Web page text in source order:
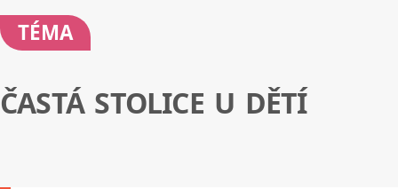
TÉMA
ČASTÁ STOLICE U DĚTÍ